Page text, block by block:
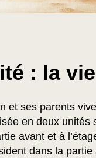
: la
et ses parents
en deux unités
avant et à
dans la partie